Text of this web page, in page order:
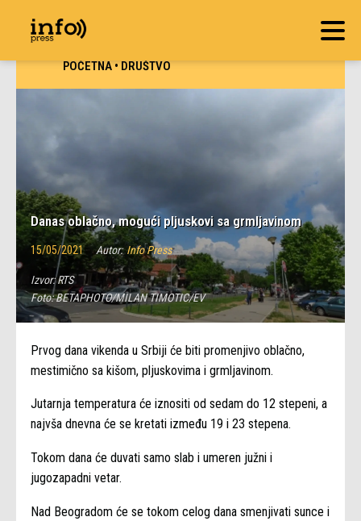
POČETNA•DRUŠTVO
Danas oblačno, mogući pljuskovi sa grmljavinom
15/05/2021 Autor: Info Press
Izvor:RTS
Foto:BETAPHOTO/MILAN TIMOTIC/EV
Prvog dana vikenda u Srbiji će biti promenjivo oblačno,
mestimično sa kišom, pljuskovima i grmljavinom.
Jutarnja temperatura će iznositi od sedam do 12 stepeni, a
najvša dnevna će se kretati između 19 i 23 stepena.
Tokom dana će duvati samo slab i umeren južni i
jugozapadni vetar.
Nad Beogradom će se tokom celog dana smenjivati sunce i